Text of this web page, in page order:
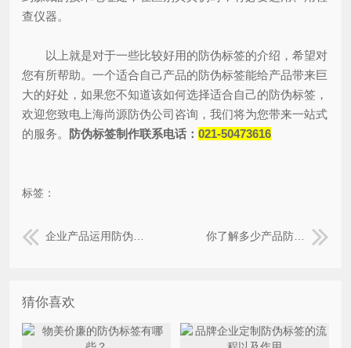
查仪器。
以上就是对于一些比较好用的防伪标签的介绍，希望对
您有所帮助。一个适合自己产品的防伪标签能给产品带来巨
大的好处，如果您不知道该如何选择适合自己的防伪标签，
欢迎您致电上海尚源防伪公司咨询，我们将为您带来一站式
的服务。
防伪标签制作联系电话： 021-50473616
标签：
企业产品运用防伪标签能带来哪些优势？ 你了解多少产品防窜货系统的原理与特点？
猜你喜欢